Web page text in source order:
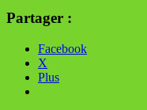
Partager :
Facebook
X
Plus